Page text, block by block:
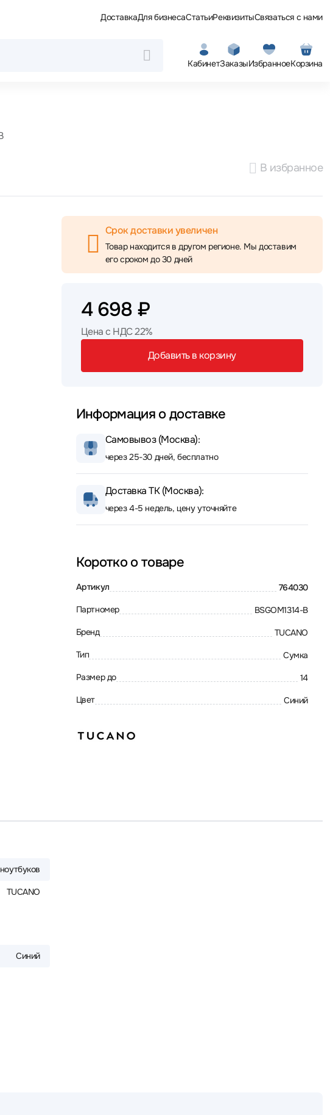
ДоставкаДля бизнесаСтатьиРеквизитыСвязаться с нами
КабинетЗаказыИзбранноеКорзина
В избранное
Срок доставки увеличен
Товар находится в другом регионе. Мы доставим
его сроком до 30 дней
4 698 ₽
Цена с НДС 22%
Добавить в корзину
Информация о доставке
Самовывоз (Москва):
через 25-30 дней, бесплатно
Доставка ТК (Москва):
через 4-5 недель, цену уточняйте
Коротко о товаре
Артикул 764030
Партномер BSGOM1314-B
Бренд TUCANO
Тип Сумка
Размер до 14
Цвет Синий
TUCANO
Синий